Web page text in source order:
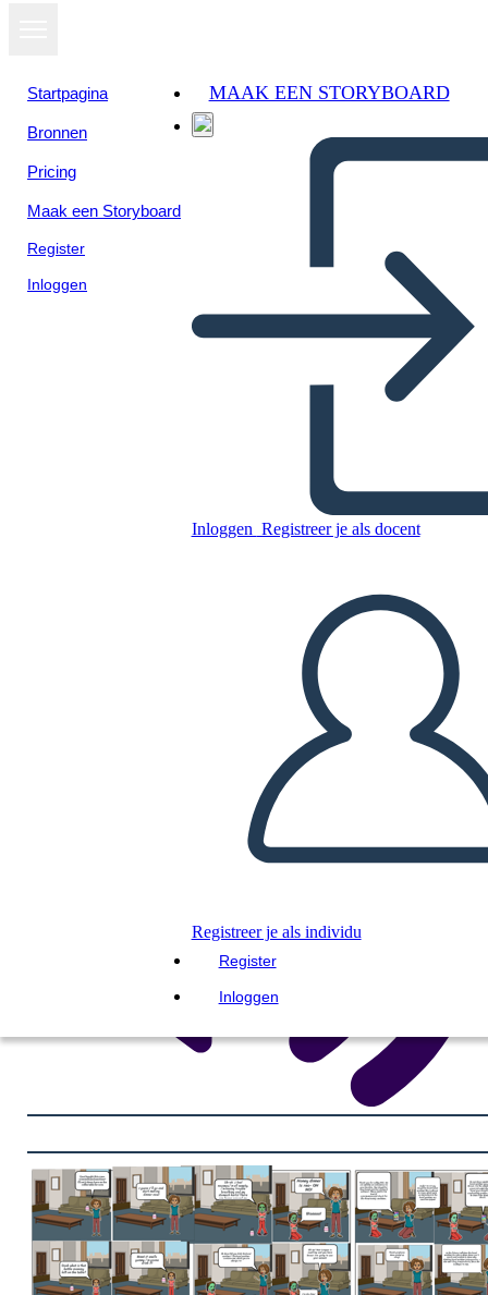
Startpagina
Bronnen
Pricing
Maak een Storyboard
Register
Inloggen
MAAK EEN STORYBOARD
Inloggen Registreer je als docent
Registreer je als individu
Register
Inloggen
DIAVOORSTELLING AFSPELEN
LEES MIJ VOOR
Bekijk als
diavoorstelling